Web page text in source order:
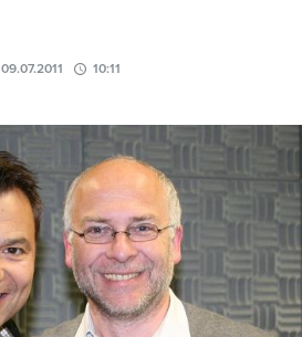
09.07.2011 10:11